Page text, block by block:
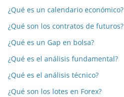
¿Qué es un calendario económico?
¿Qué son los contratos de futuros?
¿Qué es un Gap en bolsa?
¿Qué es el análisis fundamental?
¿Qué es el análisis técnico?
¿Qué son los lotes en Forex?